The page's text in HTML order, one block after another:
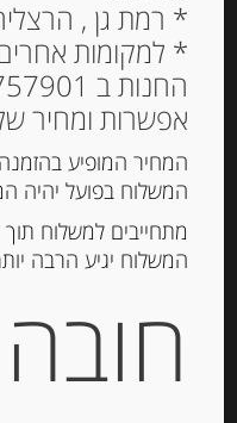
גרם “Rizzoli”
₪98.00
המלאי אזל
5960500586
קטגוריה:דגים
* רמת גן , הרצליה
* למקומות
אפשרות ומחיר
המחיר המופיע
המשלוח בפועל יהיה
המשלוח יגיע הרבה